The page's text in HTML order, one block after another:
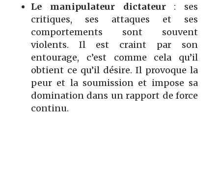
Le manipulateur dictateur: ses
critiques, ses attaques et ses
comportements sont souvent
violents. Il est craint par son
entourage, c’est comme cela qu’il
obtient ce qu’il désire. Il provoque la
peur et la soumission et impose sa
domination dans un rapport de force
continu.